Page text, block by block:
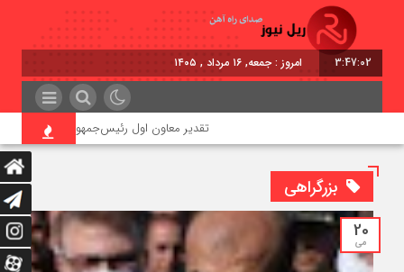
3:47:02 امروز : جمعه, ۱۶ مرداد , ۱۴۰۵
تقدیر معاون اول رئیس‌جمهور از مدیرعامل
بزرگراهی
20
می